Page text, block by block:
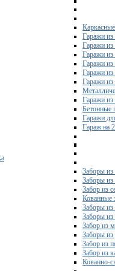
Гаражи из
Гаражи из
Гаражи из
Гаражи из
Гаражи
Гаражи из
Гаражи
Бетонные
Гаражи
Гараж на
Заборы из
Заборы из
Забор из
Кованные
Заборы из
Заборы из
Забор из
Заборы из
Забор из
Забор из
Кованно-